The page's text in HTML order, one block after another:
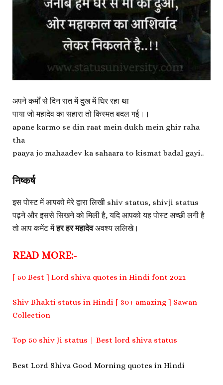
अपने कर्मों से दिन रात में दुख में घिर रहा था
पाया जो महादेव का सहारा तो किस्मत बदल गई।।
apane karmo se din raat mein dukh mein ghir raha
tha
paaya jo mahaadev ka sahaara to kismat badal gayi..
निष्कर्ष
इस पोस्ट में आपको मेरे द्वारा लिखी shiv status, shivji status
पढ़ने और इससे सिखने को मिली है, यदि आपको यह पोस्ट अच्छी लगी है
तो आप कमेंट मेंहर हर महादेवअवश्य ललिखे।
READ MORE:-
[ 50 Best ] Lord shiva quotes in Hindi font 2021
Shiv Bhakti status in Hindi [ 30+ amazing ] Sawan
Collection
Top 50 shiv Ji status | Best lord shiva status
Best Lord Shiva Good Morning quotes in Hindi